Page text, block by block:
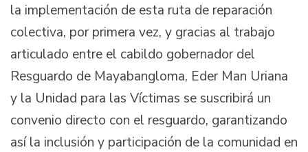
la implementación de esta ruta de reparación
colectiva, por primera vez, y gracias al trabajo
articulado entre el cabildo gobernador del
Resguardo de Mayabangloma, Eder Man Uriana
y la Unidad para las Víctimas se suscribirá un
convenio directo con el resguardo, garantizando
así la inclusión y participación de la comunidad en